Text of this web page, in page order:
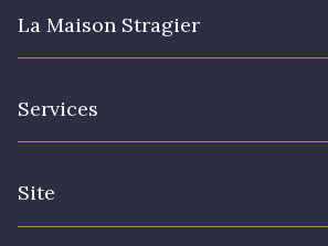
La Maison Stragier
Services
Site